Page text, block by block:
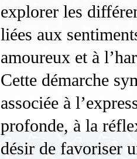
explorer les
liées aux
amoureux et à
Cette démarche
associée à
profonde, à la
désir de favoriser